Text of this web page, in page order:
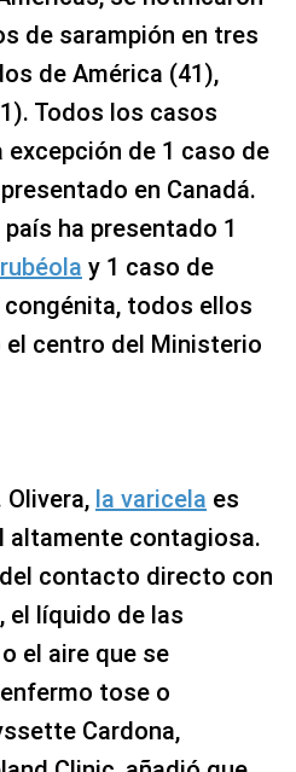
de sarampión en tres
de América (41),
Todos los casos
de 1 caso de
en Canadá.
ha presentado 1
y 1 caso de
todos ellos
el centro del Ministerio
Olivera, la varicela es
altamente contagiosa.
contacto directo con
el líquido de las
el aire que se
tose o
Cardona,